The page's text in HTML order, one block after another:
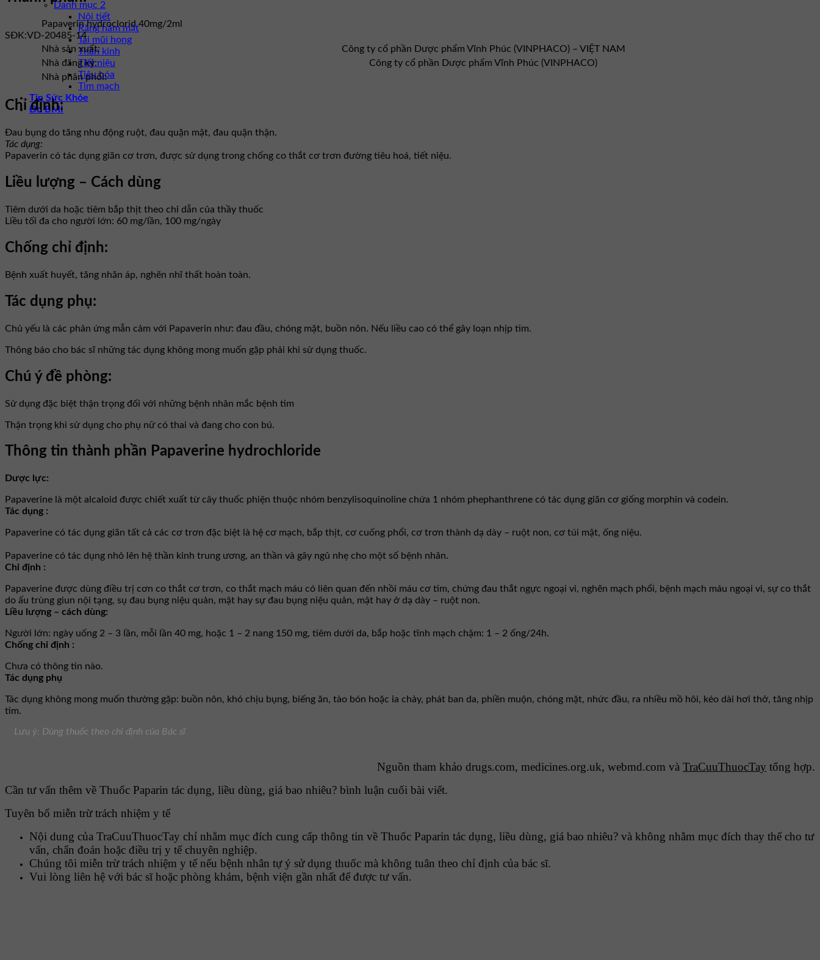
Danh mục 2
Nội tiết
Răng hàm mặt
Tai mũi họng
Thần kinh
Tiết niệu
Tiêu hóa
Tim mạch
Tin Sức Khỏe
Đo BMI
Papaverin hydroclorid 40mg/2ml
SĐK:VD-20485-14
Nhà sản xuất:
Công ty cổ phần Dược phẩm Vĩnh Phúc (VINPHACO) – VIỆT NAM
Nhà đăng ký:
Công ty cổ phần Dược phẩm Vĩnh Phúc (VINPHACO)
Nhà phân phối:
Chỉ định:
Đau bụng do tăng nhu động ruột, đau quặn mật, đau quặn thận.
Tác dụng:
Papaverin có tác dụng giãn cơ trơn, được sử dụng trong chống co thắt cơ trơn đường tiêu hoá, tiết niệu.
Liều lượng – Cách dùng
Tiêm dưới da hoặc tiêm bắp thịt theo chỉ dẫn của thầy thuốc
Liều tối đa cho người lớn: 60 mg/lần, 100 mg/ngày
Chống chỉ định:
Bệnh xuất huyết, tăng nhãn áp, nghẽn nhĩ thất hoàn toàn.
Tác dụng phụ:
Chủ yếu là các phản ứng mẫn cảm với Papaverin như: đau đầu, chóng mặt, buồn nôn. Nếu liều cao có thể gây loạn nhịp tim.
Thông báo cho bác sĩ những tác dụng không mong muốn gặp phải khi sử dụng thuốc.
Chú ý đề phòng:
Sử dụng đặc biệt thận trọng đối với những bệnh nhân mắc bệnh tim
Thận trọng khi sử dụng cho phụ nữ có thai và đang cho con bú.
Thông tin thành phần Papaverine hydrochloride
Dược lực:
Papaverine là một alcaloid được chiết xuất từ cây thuốc phiện thuộc nhóm benzylisoquinoline chứa 1 nhóm phephanthrene có tác dụng giãn cơ giống morphin và codein.
Tác dụng :
Papaverine có tác dụng giãn tất cả các cơ trơn đặc biệt là hệ cơ mạch, bắp thịt, cơ cuống phổi, cơ trơn thành dạ dày – ruột non, cơ túi mật, ống niệu.
Papaverine có tác dụng nhỏ lên hệ thần kinh trung ương, an thần và gây ngủ nhẹ cho một số bệnh nhân.
Chỉ định :
Papaverine được dùng điều trị cơn co thắt cơ trơn, co thắt mạch máu có liên quan đến nhồi máu cơ tim, chứng đau thắt ngực ngoại vi, nghẽn mạch phổi, bệnh mạch máu ngoại vi, sự co thắt
do ấu trùng giun nội tạng, sụ đau bụng niệu quản, mật hay sự đau bụng niệu quản, mật hay ở dạ dày – ruột non.
Liều lượng – cách dùng:
Người lớn: ngày uống 2 – 3 lần, mỗi lần 40 mg, hoặc 1 – 2 nang 150 mg, tiêm dưới da, bắp hoặc tĩnh mạch chậm: 1 – 2 ống/24h.
Chống chỉ định :
Chưa có thông tin nào.
Tác dụng phụ
Tác dụng không mong muốn thường gặp: buồn nôn, khó chịu bụng, biếng ăn, tào bón hoặc ỉa chảy, phát ban da, phiền muộn, chóng mặt, nhức đầu, ra nhiều mồ hôi, kéo dài hơi thở, tăng nhịp
tim.
Lưu ý: Dùng thuốc theo chỉ định của Bác sĩ
Nguồn tham khảo drugs.com, medicines.org.uk, webmd.com và TraCuuThuocTay tổng hợp.
Cần tư vấn thêm về Thuốc Paparin tác dụng, liều dùng, giá bao nhiêu? bình luận cuối bài viết.
Tuyên bố miễn trừ trách nhiệm y tế
Nội dung của TraCuuThuocTay chỉ nhằm mục đích cung cấp thông tin về Thuốc Paparin tác dụng, liều dùng, giá bao nhiêu? và không nhằm mục đích thay thế cho tư
vấn, chẩn đoán hoặc điều trị y tế chuyên nghiệp.
Chúng tôi miễn trừ trách nhiệm y tế nếu bệnh nhân tự ý sử dụng thuốc mà không tuân theo chỉ định của bác sĩ.
Vui lòng liên hệ với bác sĩ hoặc phòng khám, bệnh viện gần nhất để được tư vấn.